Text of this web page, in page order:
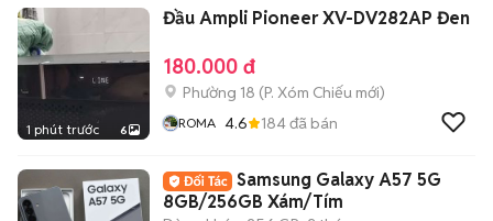
1 phút trước 6
Đầu Ampli Pioneer XV-DV282AP Đen
180.000 đ
Phường 18 (P. Xóm Chiếu mới)
ROMA 4.6 184đã bán
Samsung Galaxy A57 5G
8GB/256GB Xám/Tím